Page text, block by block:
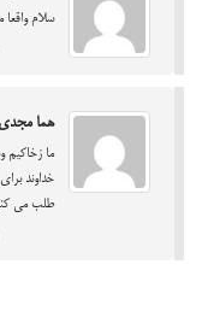
سلام
هما
ما زخاکیم
خداوند
طلب می